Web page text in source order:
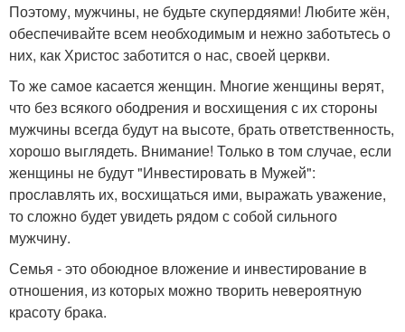
Поэтому, мужчины, не будьте скупердяями! Любите жён,
обеспечивайте всем необходимым и нежно заботьтесь о
них, как Христос заботится о нас, своей церкви.
То же самое касается женщин. Многие женщины верят,
что без всякого ободрения и восхищения с их стороны
мужчины всегда будут на высоте, брать ответственность,
хорошо выглядеть. Внимание! Только в том случае, если
женщины не будут "Инвестировать в Мужей":
прославлять их, восхищаться ими, выражать уважение,
то сложно будет увидеть рядом с собой сильного
мужчину.
Семья - это обоюдное вложение и инвестирование в
отношения, из которых можно творить невероятную
красоту брака.